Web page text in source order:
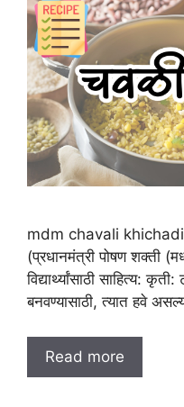
mdm chavali khichadi
(प्रधानमंत्री पोषण शक्ती
विद्यार्थ्यांसाठी साहित्य:
बनवण्यासाठी, त्यात हवे
Read more